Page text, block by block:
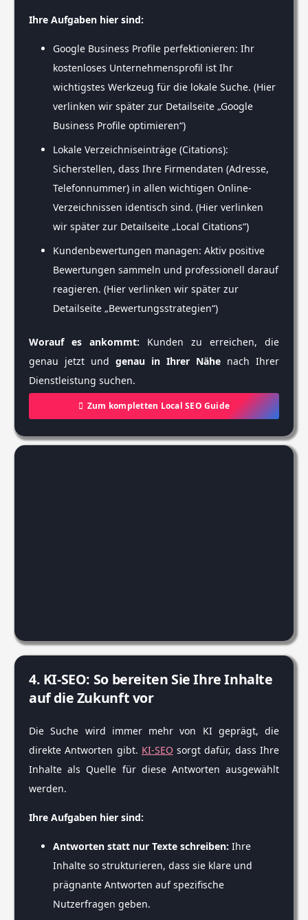
Ihre Aufgaben hier sind:
Google Business Profile perfektionieren: Ihr
kostenloses Unternehmensprofil ist Ihr
wichtigstes Werkzeug für die lokale Suche. (Hier
verlinken wir später zur Detailseite „Google
Business Profile optimieren“)
Lokale Verzeichniseinträge (Citations):
Sicherstellen, dass Ihre Firmendaten (Adresse,
Telefonnummer) in allen wichtigen Online-
Verzeichnissen identisch sind. (Hier verlinken
wir später zur Detailseite „Local Citations“)
Kundenbewertungen managen: Aktiv positive
Bewertungen sammeln und professionell darauf
reagieren. (Hier verlinken wir später zur
Detailseite „Bewertungsstrategien“)
Worauf es ankommt: Kunden zu erreichen, die
genau jetzt und genau in Ihrer Nähe nach Ihrer
Dienstleistung suchen.
Zum kompletten Local SEO Guide
4. KI-SEO: So bereiten Sie Ihre Inhalte
auf die Zukunft vor
Die Suche wird immer mehr von KI geprägt, die
direkte Antworten gibt. KI-SEO sorgt dafür, dass Ihre
Inhalte als Quelle für diese Antworten ausgewählt
werden.
Ihre Aufgaben hier sind:
Antworten statt nur Texte schreiben: Ihre
Inhalte so strukturieren, dass sie klare und
prägnante Antworten auf spezifische
Nutzerfragen geben.